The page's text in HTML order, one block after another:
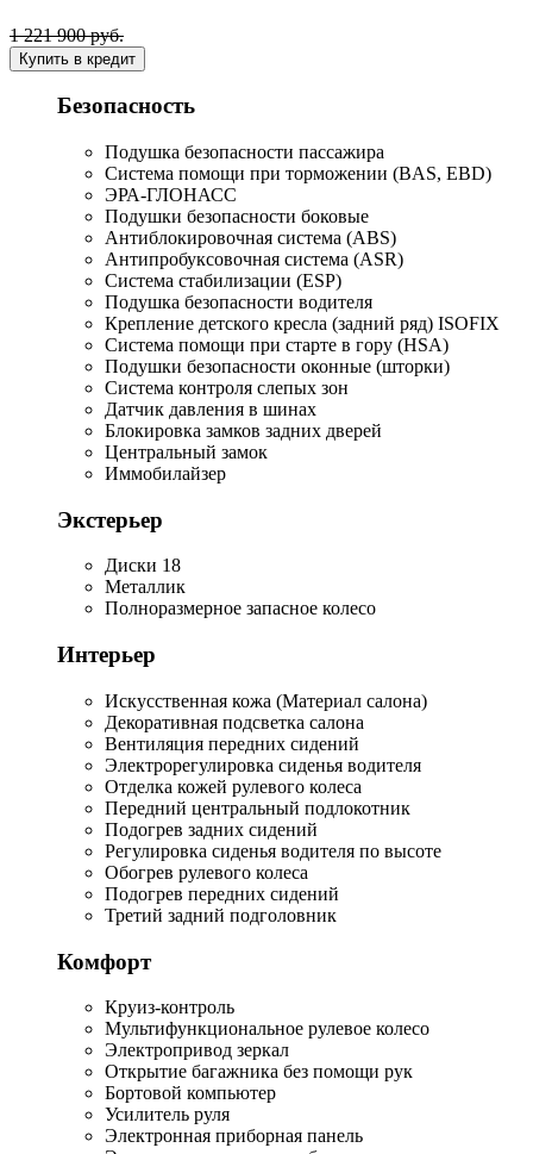
1 221 900 руб.
Купить в кредит
Безопасность
Подушка безопасности пассажира
Система помощи при торможении (BAS, EBD)
ЭРА-ГЛОНАСС
Подушки безопасности боковые
Антиблокировочная система (ABS)
Антипробуксовочная система (ASR)
Система стабилизации (ESP)
Подушка безопасности водителя
Крепление детского кресла (задний ряд) ISOFIX
Система помощи при старте в гору (HSA)
Подушки безопасности оконные (шторки)
Система контроля слепых зон
Датчик давления в шинах
Блокировка замков задних дверей
Центральный замок
Иммобилайзер
Экстерьер
Диски 18
Металлик
Полноразмерное запасное колесо
Интерьер
Искусственная кожа (Материал салона)
Декоративная подсветка салона
Вентиляция передних сидений
Электрорегулировка сиденья водителя
Отделка кожей рулевого колеса
Передний центральный подлокотник
Подогрев задних сидений
Регулировка сиденья водителя по высоте
Обогрев рулевого колеса
Подогрев передних сидений
Третий задний подголовник
Комфорт
Круиз-контроль
Мультифункциональное рулевое колесо
Электропривод зеркал
Открытие багажника без помощи рук
Бортовой компьютер
Усилитель руля
Электронная приборная панель